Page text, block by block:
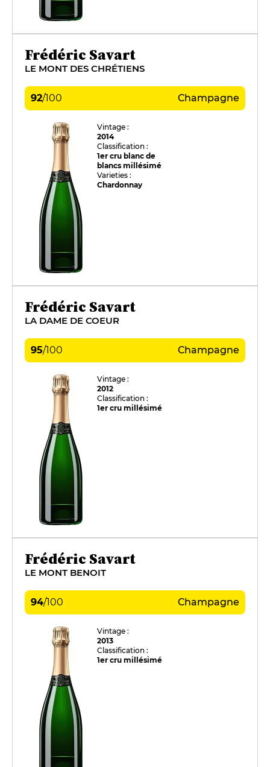
Frédéric Savart
LE MONT DES CHRÉTIENS
92/100 Champagne
Vintage :
2014
Classification :
1er cru blanc de
blancs millésimé
Varieties :
Chardonnay
Frédéric Savart
LA DAME DE COEUR
95/100 Champagne
Vintage :
2012
Classification :
1er cru millésimé
Frédéric Savart
LE MONT BENOIT
94/100 Champagne
Vintage :
2013
Classification :
1er cru millésimé